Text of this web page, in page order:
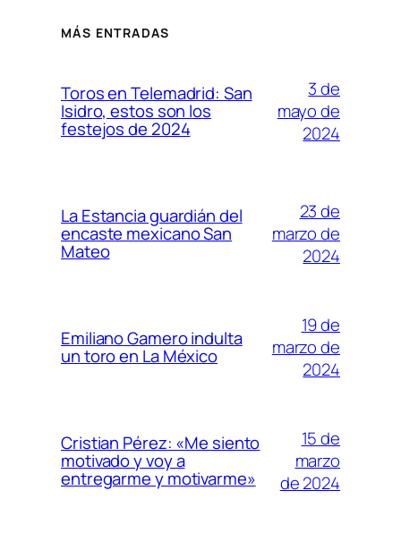
MÁS ENTRADAS
Toros en Telemadrid: San
Isidro, estos son los
festejos de 2024
3 de
mayo de
2024
La Estancia guardián del
encaste mexicano San
Mateo
23 de
marzo de
2024
Emiliano Gamero indulta
un toro en La México
19 de
marzo de
2024
Cristian Pérez: «Me siento
motivado y voy a
entregarme y motivarme»
15 de
marzo
de 2024